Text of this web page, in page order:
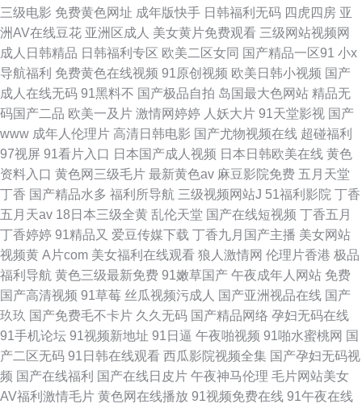
三级电影 免费黄色网址 成年版快手 日韩福利无码 四虎四房 亚
洲AV在线豆花 亚洲区成人 美女黄片免费观看 三级网站视频网
成人日韩精品 日韩福利专区 欧美二区女同 国产精品一区91 小x
导航福利 免费黄色在线视频 91原创视频 欧美日韩小视频 国产
成人在线无码 91黑料不 国产极品自拍 岛国最大色网站 精品无
码国产二品 欧美一及片 激情网婷婷 人妖大片 91天堂影视 国产
www 成年人伦理片 高清日韩电影 国产尤物视频在线 超碰福利
97视屏 91看片入口 日本国产成人视频 日本日韩欧美在线 黄色
资料入口 黄色网三级毛片 最新黄色av 麻豆影院免费 五月天堂
丁香 国产精品水多 福利所导航 三级视频网站J 51福利影院 丁香
五月天av 18日本三级全黄 乱伦天堂 国产在线短视频 丁香五月
丁香婷婷 91精品又 爱豆传媒下载 丁香九月国产主播 美女网站
视频黄 A片com 美女福利在线观看 狼人激情网 伦理片香港 极品
福利导航 黄色三级最新免费 91嫩草国产 午夜成年人网站 免费
国产高清视频 91草莓 丝瓜视频污成人 国产亚洲视品在线 国产
玖玖 国产免费毛不卡片 久久无码 国产精品网络 孕妇无码在线
91手机论坛 91视频新地址 91日逼 午夜啪视频 91啪水蜜桃网 国
产二区无码 91日韩在线观看 西瓜影院视频全集 国产孕妇无码视
频 国产在线福利 国产在线日皮片 午夜神马伦理 毛片网站美女
AV福利激情毛片 黄色网在线播放 91视频免费在线 91午夜在线